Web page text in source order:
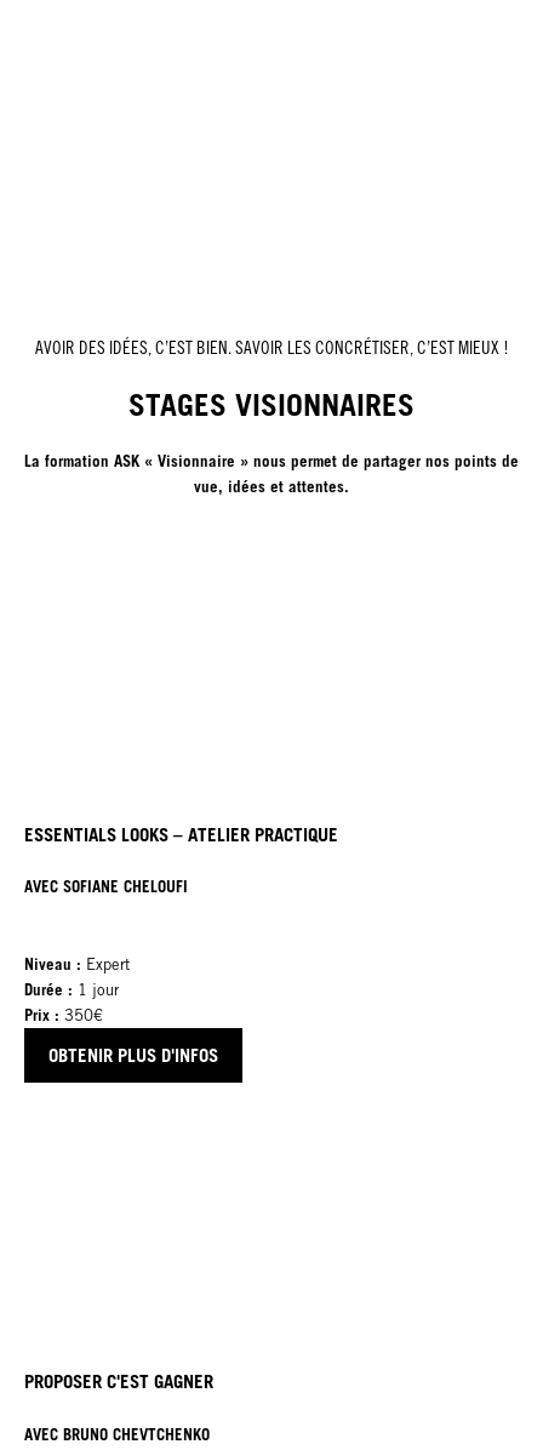
AVOIR DES IDÉES, C’EST BIEN. SAVOIR LES CONCRÉTISER, C’EST MIEUX !
STAGES VISIONNAIRES
La formation ASK « Visionnaire » nous permet de partager nos points de
vue, idées et attentes.
ESSENTIALS LOOKS – ATELIER PRACTIQUE
AVEC SOFIANE CHELOUFI
Niveau : Expert
Durée : 1 jour
Prix : 350€
OBTENIR PLUS D'INFOS
PROPOSER C'EST GAGNER
AVEC BRUNO CHEVTCHENKO